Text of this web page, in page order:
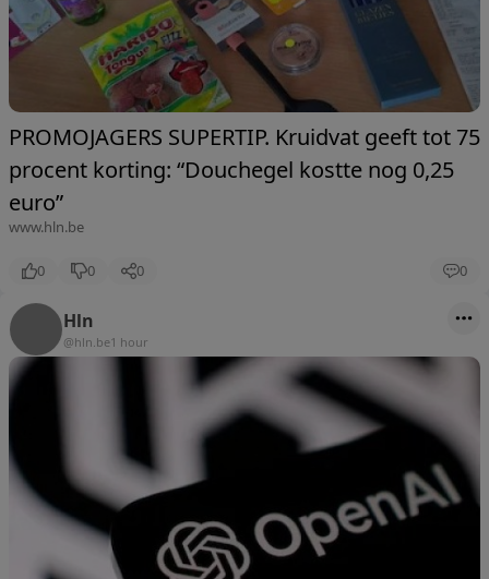
PROMOJAGERS SUPERTIP. Kruidvat geeft tot 75
procent korting: “Douchegel kostte nog 0,25
euro”
www.hln.be
0 0 0 0
Hln
@hln.be1 hour